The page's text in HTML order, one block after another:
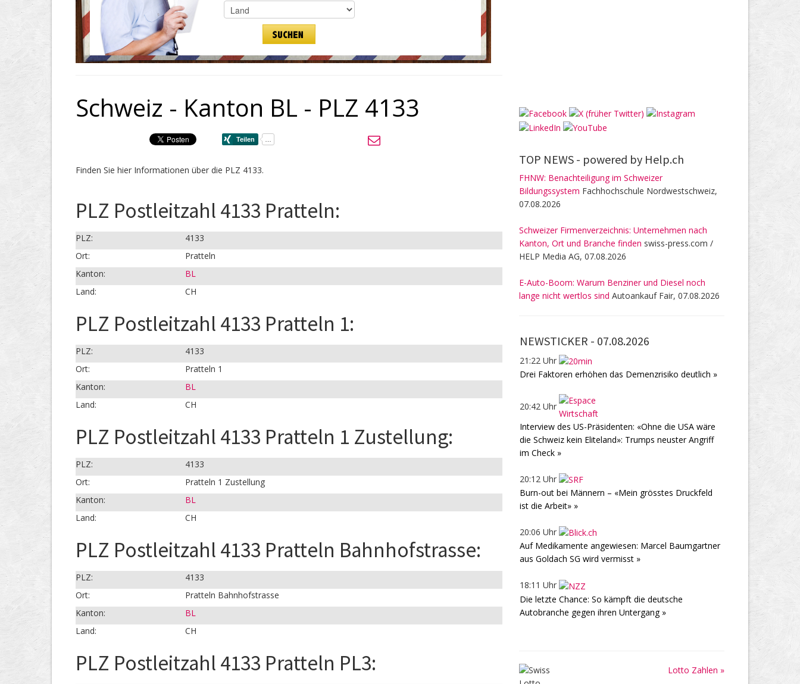
Schweiz - Kanton BL - PLZ 4133
Finden Sie hier Informationen über die PLZ 4133.
PLZ Postleitzahl 4133 Pratteln:
PLZ:
4133
Ort:
Pratteln
Kanton:
BL
Land:
CH
PLZ Postleitzahl 4133 Pratteln 1:
PLZ:
4133
Ort:
Pratteln 1
Kanton:
BL
Land:
CH
PLZ Postleitzahl 4133 Pratteln 1 Zustellung:
PLZ:
4133
Ort:
Pratteln 1 Zustellung
Kanton:
BL
Land:
CH
PLZ Postleitzahl 4133 Pratteln Bahnhofstrasse:
PLZ:
4133
Ort:
Pratteln Bahnhofstrasse
Kanton:
BL
Land:
CH
PLZ Postleitzahl 4133 Pratteln PL3:
TOP NEWS - powered by Help.ch
FHNW: Benachteiligung im Schweizer
Bildungssystem Fachhochschule Nordwestschweiz,
07.08.2026
Schweizer Firmenverzeichnis: Unternehmen nach
Kanton, Ort und Branche finden swiss-press.com /
HELP Media AG, 07.08.2026
E-Auto-Boom: Warum Benziner und Diesel noch
lange nicht wertlos sind Autoankauf Fair, 07.08.2026
NEWSTICKER - 07.08.2026
21:22 Uhr
Drei Faktoren erhöhen das Demenzrisiko deutlich »
20:42 Uhr
Interview des US-Präsidenten: «Ohne die USA wäre
die Schweiz kein Eliteland»: Trumps neuster Angriff
im Check »
20:12 Uhr
Burn-out bei Männern – «Mein grösstes Druckfeld
ist die Arbeit» »
20:06 Uhr
Auf Medikamente angewiesen: Marcel Baumgartner
aus Goldach SG wird vermisst »
18:11 Uhr
Die letzte Chance: So kämpft die deutsche
Autobranche gegen ihren Untergang »
Lotto Zahlen »